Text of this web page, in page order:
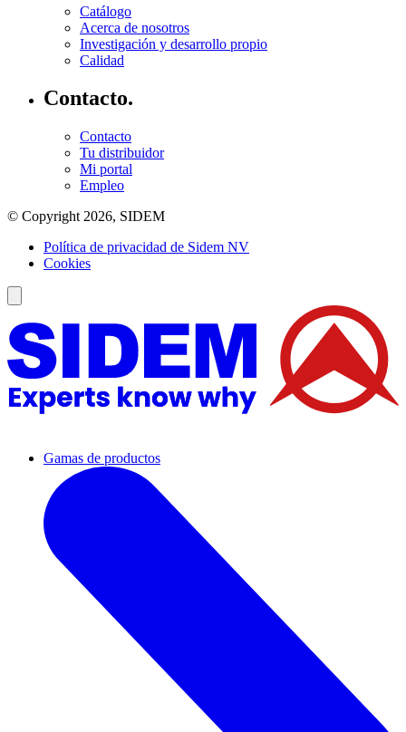
Catálogo
Acerca de nosotros
Investigación y desarrollo propio
Calidad
Contacto.
Contacto
Tu distribuidor
Mi portal
Empleo
© Copyright 2026, SIDEM
Política de privacidad de Sidem NV
Cookies
Gamas de productos